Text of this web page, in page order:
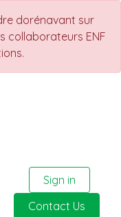
dorénavant sur
collaborateurs ENF
Sign in
Contact Us